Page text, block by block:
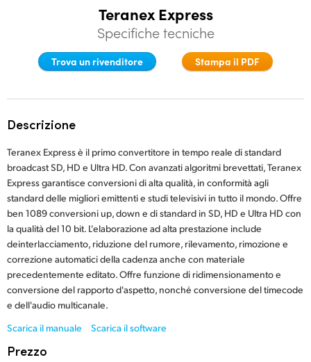
China
Germany
Hong Kong SAR, China
India
Italia
Japan
Teranex Express
Specifiche tecniche
Trova un rivenditore Stampa il PDF
Descrizione
Teranex Express è il primo convertitore in tempo reale di standard
broadcast SD, HD e Ultra HD. Con avanzati algoritmi brevettati, Teranex
Express garantisce conversioni di alta qualità, in conformità agli
standard delle migliori emittenti e studi televisivi in tutto il mondo. Offre
ben 1089 conversioni up, down e di standard in SD, HD e Ultra HD con
la qualità del 10 bit. L'elaborazione ad alta prestazione include
deinterlacciamento, riduzione del rumore, rilevamento, rimozione e
correzione automatici della cadenza anche con materiale
precedentemente editato. Offre funzione di ridimensionamento e
conversione del rapporto d'aspetto, nonché conversione del timecode
e dell'audio multicanale.
Scarica il manuale
Scarica il software
Prezzo